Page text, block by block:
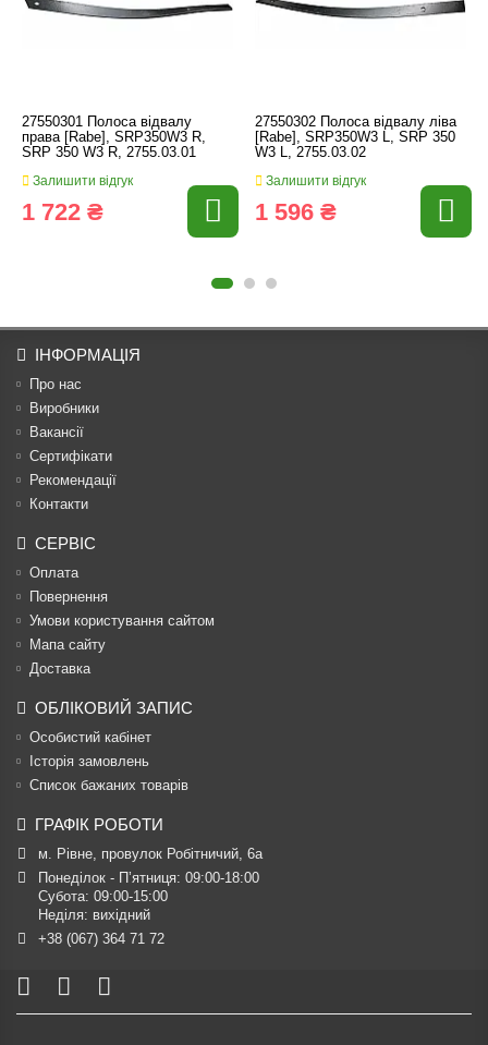
27550301 Полоса відвалу
права [Rabe], SRP350W3 R,
SRP 350 W3 R, 2755.03.01
Залишити відгук
1 722 ₴
27550302 Полоса відвалу ліва
[Rabe], SRP350W3 L, SRP 350
W3 L, 2755.03.02
Залишити відгук
1 596 ₴
ІНФОРМАЦІЯ
Про нас
Виробники
Вакансії
Сертифікати
Рекомендації
Контакти
СЕРВІС
Оплата
Повернення
Умови користування сайтом
Мапа сайту
Доставка
ОБЛІКОВИЙ ЗАПИС
Особистий кабінет
Історія замовлень
Список бажаних товарів
ГРАФІК РОБОТИ
м. Рівне, провулок Робітничий, 6а
Понеділок - П’ятниця: 09:00-18:00
Субота: 09:00-15:00
Неділя: вихідний
+38 (067) 364 71 72